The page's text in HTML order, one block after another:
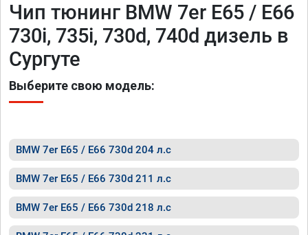
Чип тюнинг BMW 7er E65 / E66
730i, 735i, 730d, 740d дизель в
Сургуте
Выберите свою модель:
BMW 7er E65 / E66 730d 204 л.с
BMW 7er E65 / E66 730d 211 л.с
BMW 7er E65 / E66 730d 218 л.с